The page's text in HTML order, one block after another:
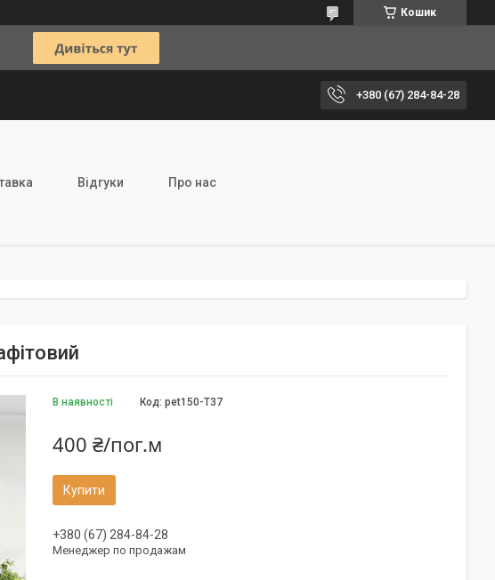
Кошик
+380 (67) 284-84-28
Відгуки Про нас
В наявності Код: pet150-Т37
400 ₴/пог.м
Купити
+380 (67) 284-84-28
Менеджер по продажам